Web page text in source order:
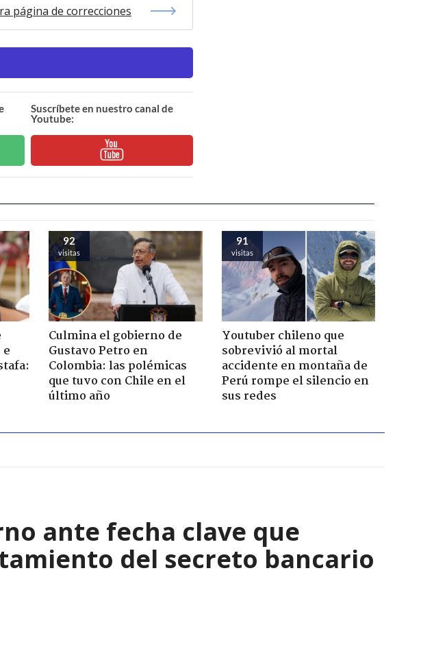
página de correcciones
Suscríbete en nuestro canal de
Youtube:
92
visitas
Culmina el gobierno de
Gustavo Petro en
Colombia: las polémicas
que tuvo con Chile en el
último año
91
visitas
Youtuber chileno que
sobrevivió al mortal
accidente en montaña de
Perú rompe el silencio en
sus redes
ante fecha clave que
del secreto bancario